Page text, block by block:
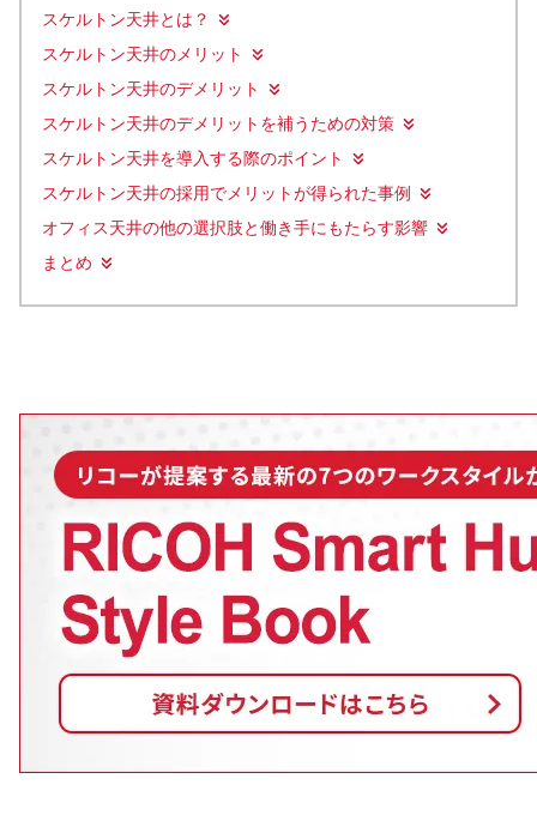
スケルトン天井とは？
スケルトン天井のメリット
スケルトン天井のデメリット
スケルトン天井のデメリットを補うための対策
スケルトン天井を導入する際のポイント
スケルトン天井の採用でメリットが得られた事例
オフィス天井の他の選択肢と働き手にもたらす影響
まとめ